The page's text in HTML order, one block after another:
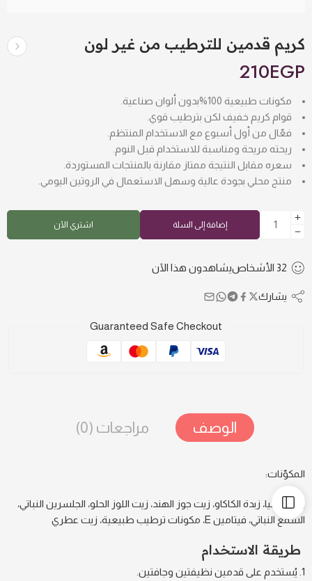
كريم قدمين للترطيب من غير لون
210EGP
مكونات طبيعية 100%
بدون ألوان صناعية.
قوام كريم خفيف لكن بترطيب قوي.
فعّال من أول أسبوع مع الاستخدام المنتظم.
ريحته مريحة ومناسبة للاستخدام قبل النوم.
سعره مقابل النتيجة ممتاز مقارنة بالمنتجات المستوردة.
منتج محلي بجودة عالية وسهل الاستعمال في الروتين اليومي.
إضافة إلى السلة اشتري الآن
32 الأشخاصيشاهدون هذا الآن
يشارك
Guaranteed Safe Checkout
الوصف مراجعات (0)
المكوّنات:
زبدة الشيا، زبدة الكاكاو، زيت جوز الهند، زيت اللوز الحلو، الجلسرين النباتي،
الشمع النباتي، فيتامين E، مكونات ترطيب طبيعية، زيت عطري
طريقة الاستخدام
يُستخدم على قدمين نظيفتين وجافتين.